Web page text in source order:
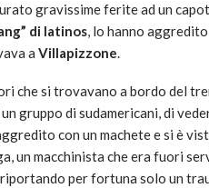
gravissime ferite ad un
di latinos, lo hanno
a Villapizzone.
che si trovavano a bordo del
gruppo di sudamericani, di
con un machete e si è
un macchinista che era fuori
per fortuna solo un
prato
784
Davis:
god 9